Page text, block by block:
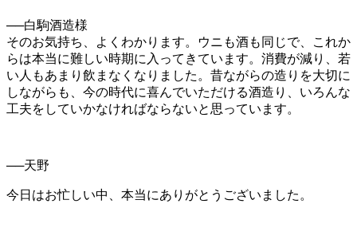
──白駒酒造様
そのお気持ち、よくわかります。ウニも酒も同じで、これか
らは本当に難しい時期に入ってきています。消費が減り、若
い人もあまり飲まなくなりました。昔ながらの造りを大切に
しながらも、今の時代に喜んでいただける酒造り、いろんな
工夫をしていかなければならないと思っています。
──天野
今日はお忙しい中、本当にありがとうございました。